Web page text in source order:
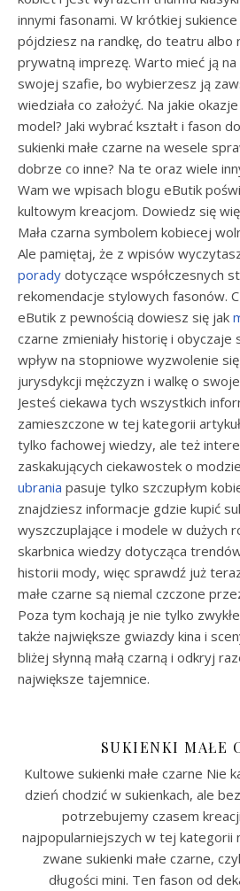
innymi fasonami. W krótkiej
pójdziesz na randkę, do teatru albo
prywatną imprezę. Warto mieć ją
swojej szafie, bo wybierzesz ją
wiedziała co założyć. Na jakie
model? Jaki wybrać kształt i fason
sukienki małe czarne na wesele
dobrze co inne? Na te oraz wiele
Wam we wpisach blogu eButik
kultowym kreacjom. Dowiedz się
Mała czarna symbolem kobiecej
Ale pamiętaj, że z wpisów
porady dotyczące współczesnych
rekomendacje stylowych fasonów.
eButik z pewnością dowiesz się jak
czarne zmieniały historię i obyczaje
wpływ na stopniowe wyzwolenie
jurysdykcji mężczyzn i walkę o
Jesteś ciekawa tych wszystkich
zamieszczone w tej kategorii
tylko fachowej wiedzy, ale też
zaskakujących ciekawostek o
ubrania pasuje tylko szczupłym
znajdziesz informacje gdzie kupić
wyszczuplające i modele w dużych
skarbnica wiedzy dotycząca
historii mody, więc sprawdź już
małe czarne są niemal czczone
Poza tym kochają je nie tylko
także największe gwiazdy kina i
bliżej słynną małą czarną i odkryj
największe tajemnice.
SUKIENKI MAŁE
Kultowe sukienki małe czarne Nie
dzień chodzić w sukienkach, ale
potrzebujemy czasem
najpopularniejszych w tej kategorii
zwane sukienki małe czarne,
długości mini. Ten fason od